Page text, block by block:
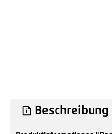
Beschreibung